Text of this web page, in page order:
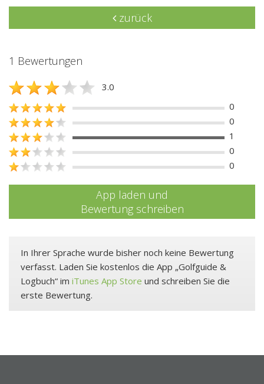
zurück
1 Bewertungen
3.0
0
0
1
0
0
App laden und
Bewertung schreiben
In Ihrer Sprache wurde bisher noch keine Bewertung
verfasst. Laden Sie kostenlos die App „Golfguide &
Logbuch“ im iTunes App Store und schreiben Sie die
erste Bewertung.